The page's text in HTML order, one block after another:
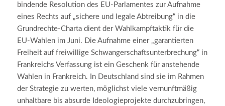
bindende Resolution des EU-Parlamentes zur Aufnahme
eines Rechts auf „sichere und legale Abtreibung“ in die
Grundrechte-Charta dient der Wahlkampftaktik für die
EU-Wahlen im Juni. Die Aufnahme einer „garantierten
Freiheit auf freiwillige Schwangerschaftsunterbrechung“ in
Frankreichs Verfassung ist ein Geschenk für anstehende
Wahlen in Frankreich. In Deutschland sind sie im Rahmen
der Strategie zu werten, möglichst viele vernunftmäßig
unhaltbare bis absurde Ideologieprojekte durchzubringen,